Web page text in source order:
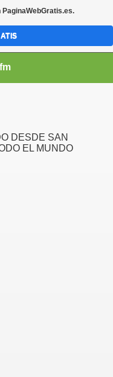
DESDE SAN
EL MUNDO
PaginaWebGratis.es.